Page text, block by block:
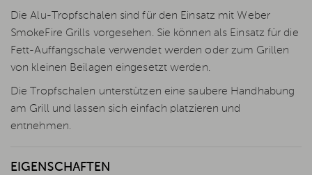
Die Alu-Tropfschalen sind für den Einsatz mit Weber
SmokeFire Grills vorgesehen. Sie können als Einsatz für die
Fett-Auffangschale verwendet werden oder zum Grillen
von kleinen Beilagen eingesetzt werden.
Die Tropfschalen unterstützen eine saubere Handhabung
am Grill und lassen sich einfach platzieren und
entnehmen.
EIGENSCHAFTEN